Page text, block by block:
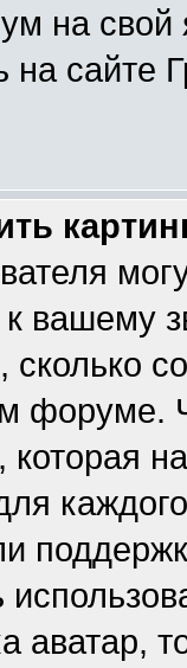
на
на сайте
к вашему
сколько
форуме.
аватар,